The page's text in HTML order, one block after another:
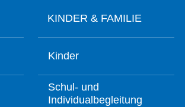
KINDER & FAMILIE
Kinder
Schul- und
Individualbegleitung